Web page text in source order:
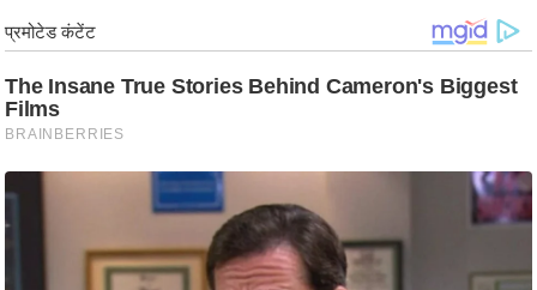
ल्म
स
मी
क्षा
B
r